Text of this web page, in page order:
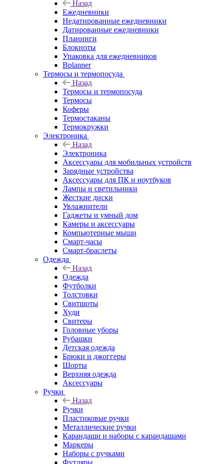
Назад
Ежедневники
Недатированные ежедневники
Датированные ежедневники
Планинги
Блокноты
Упаковка для ежедневников
Bplanner
Термосы и термопосуда
Назад
Термосы и термопосуда
Термосы
Коферы
Термостаканы
Термокружки
Электроника
Назад
Электроника
Аксессуары для мобильных устройств
Зарядные устройства
Аксессуары для ПК и ноутбуков
Лампы и светильники
Жесткие диски
Увлажнители
Гаджеты и умный дом
Камеры и аксессуары
Компьютерные мыши
Смарт-часы
Смарт-браслеты
Одежда
Назад
Одежда
Футболки
Толстовки
Свитшоты
Худи
Свитеры
Головные уборы
Рубашки
Детская одежда
Брюки и джоггеры
Шорты
Верхняя одежда
Аксессуары
Ручки
Назад
Ручки
Пластиковые ручки
Металлические ручки
Карандаши и наборы с карандашами
Маркеры
Наборы с ручками
Футляры